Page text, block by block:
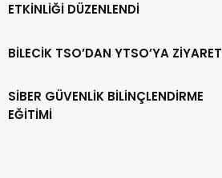
ETKİNLİĞİ DÜZENLENDİ
BİLECİK TSO’DAN YTSO’YA ZİYARET
SİBER GÜVENLİK BİLİNÇLENDİRME
EĞİTİMİ